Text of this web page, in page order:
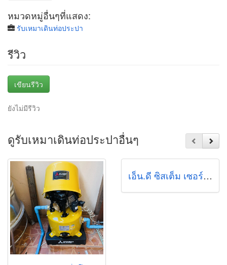
หมวดหมู่อื่นๆที่แสดง:
รับเหมาเดินท่อประปา
รีวิว
เขียนรีวิว
ยังไม่มีรีวิว
ดูรับเหมาเดินท่อประปาอื่นๆ
เอ็น.ดี ซิสเต็ม เซอร์วิส